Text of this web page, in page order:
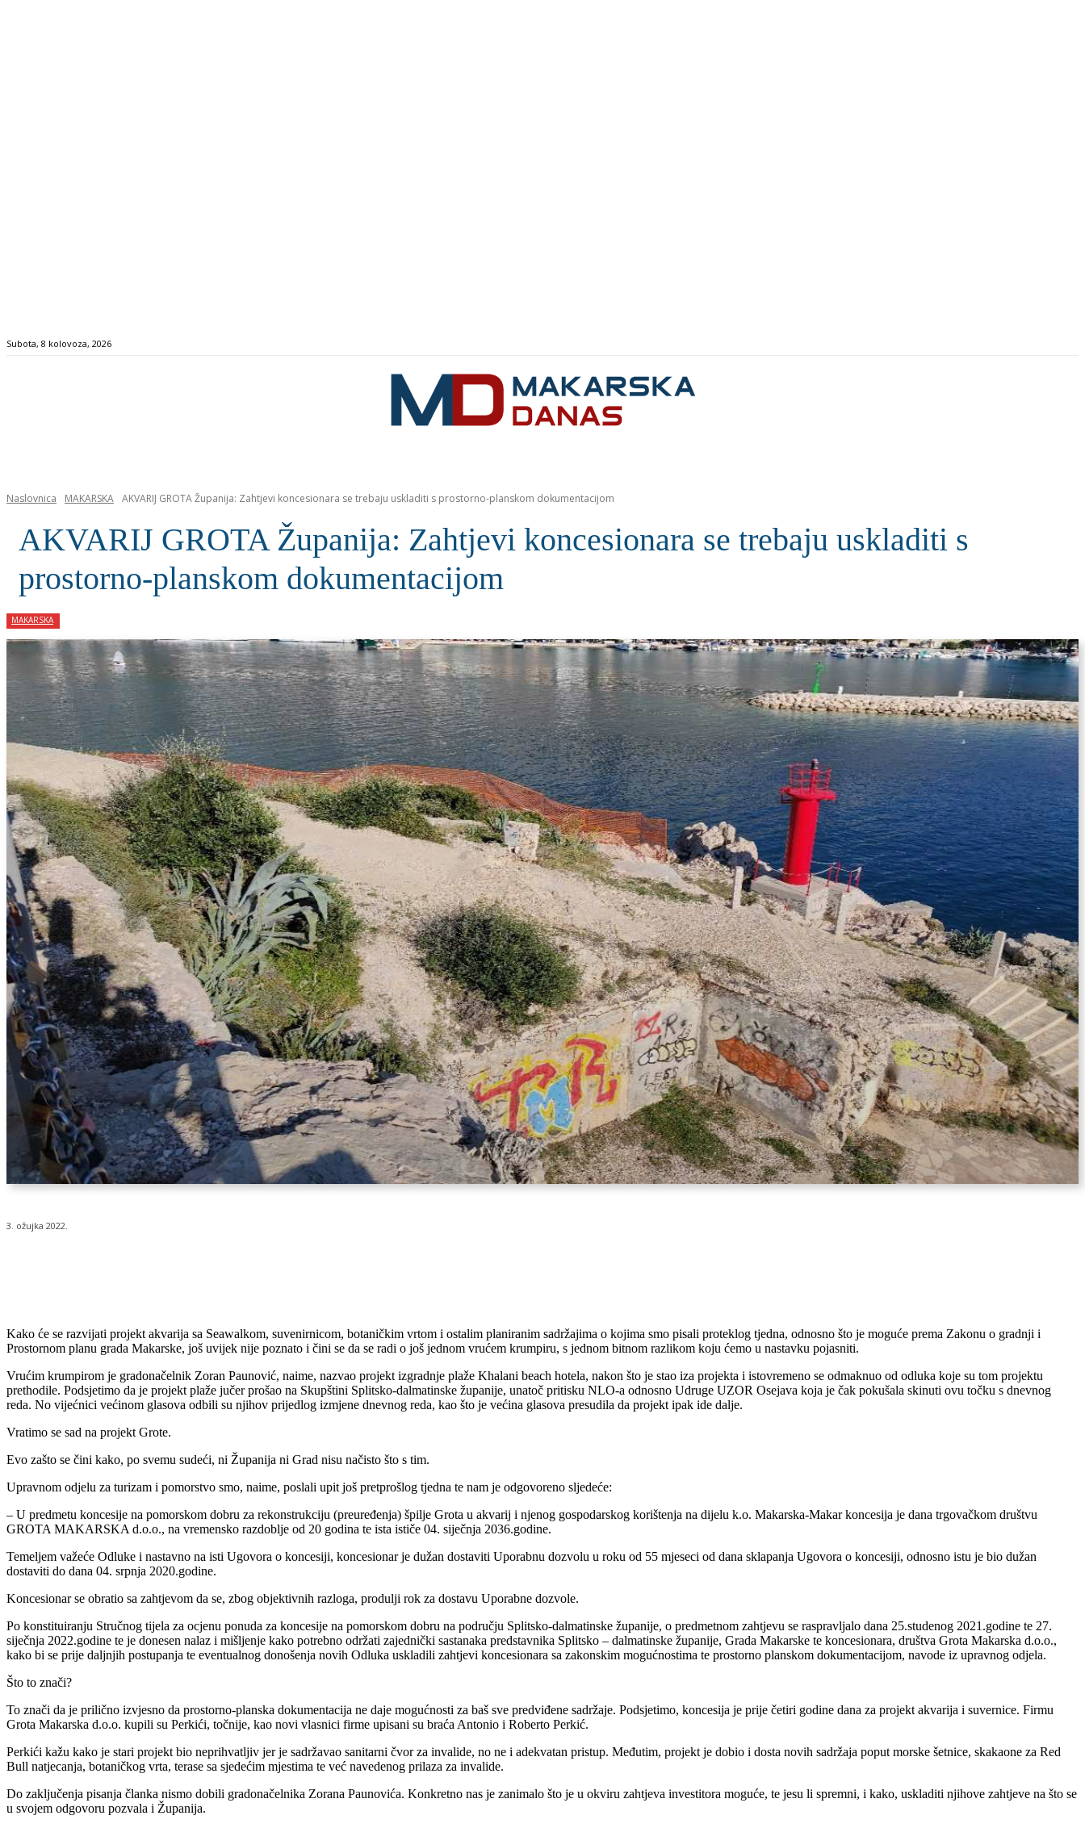
Subota, 8 kolovoza, 2026
Naslovnica MAKARSKA AKVARIJ GROTA Županija: Zahtjevi koncesionara se trebaju uskladiti s prostorno-planskom dokumentacijom
AKVARIJ GROTA Županija: Zahtjevi koncesionara se trebaju uskladiti s
prostorno-planskom dokumentacijom
MAKARSKA
3. ožujka 2022.
Kako će se razvijati projekt akvarija sa Seawalkom, suvenirnicom, botaničkim vrtom i ostalim planiranim sadržajima o kojima smo pisali proteklog tjedna, odnosno što je moguće prema Zakonu o gradnji i
Prostornom planu grada Makarske, još uvijek nije poznato i čini se da se radi o još jednom vrućem krumpiru, s jednom bitnom razlikom koju ćemo u nastavku pojasniti.
Vrućim krumpirom je gradonačelnik Zoran Paunović, naime, nazvao projekt izgradnje plaže Khalani beach hotela, nakon što je stao iza projekta i istovremeno se odmaknuo od odluka koje su tom projektu
prethodile. Podsjetimo da je projekt plaže jučer prošao na Skupštini Splitsko-dalmatinske županije, unatoč pritisku NLO-a odnosno Udruge UZOR Osejava koja je čak pokušala skinuti ovu točku s dnevnog
reda. No vijećnici većinom glasova odbili su njihov prijedlog izmjene dnevnog reda, kao što je većina glasova presudila da projekt ipak ide dalje.
Vratimo se sad na projekt Grote.
Evo zašto se čini kako, po svemu sudeći, ni Županija ni Grad nisu načisto što s tim.
Upravnom odjelu za turizam i pomorstvo smo, naime, poslali upit još pretprošlog tjedna te nam je odgovoreno sljedeće:
– U predmetu koncesije na pomorskom dobru za rekonstrukciju (preuređenja) špilje Grota u akvarij i njenog gospodarskog korištenja na dijelu k.o. Makarska-Makar koncesija je dana trgovačkom društvu
GROTA MAKARSKA d.o.o., na vremensko razdoblje od 20 godina te ista ističe 04. siječnja 2036.godine.
Temeljem važeće Odluke i nastavno na isti Ugovora o koncesiji, koncesionar je dužan dostaviti Uporabnu dozvolu u roku od 55 mjeseci od dana sklapanja Ugovora o koncesiji, odnosno istu je bio dužan
dostaviti do dana 04. srpnja 2020.godine.
Koncesionar se obratio sa zahtjevom da se, zbog objektivnih razloga, produlji rok za dostavu Uporabne dozvole.
Po konstituiranju Stručnog tijela za ocjenu ponuda za koncesije na pomorskom dobru na području Splitsko-dalmatinske županije, o predmetnom zahtjevu se raspravljalo dana 25.studenog 2021.godine te 27.
siječnja 2022.godine te je donesen nalaz i mišljenje kako potrebno održati zajednički sastanaka predstavnika Splitsko – dalmatinske županije, Grada Makarske te koncesionara, društva Grota Makarska d.o.o.,
kako bi se prije daljnjih postupanja te eventualnog donošenja novih Odluka uskladili zahtjevi koncesionara sa zakonskim mogućnostima te prostorno planskom dokumentacijom, navode iz upravnog odjela.
Što to znači?
To znači da je prilično izvjesno da prostorno-planska dokumentacija ne daje mogućnosti za baš sve predviđene sadržaje. Podsjetimo, koncesija je prije četiri godine dana za projekt akvarija i suvernice. Firmu
Grota Makarska d.o.o. kupili su Perkići, točnije, kao novi vlasnici firme upisani su braća Antonio i Roberto Perkić.
Perkići kažu kako je stari projekt bio neprihvatljiv jer je sadržavao sanitarni čvor za invalide, no ne i adekvatan pristup. Međutim, projekt je dobio i dosta novih sadržaja poput morske šetnice, skakaone za Red
Bull natjecanja, botaničkog vrta, terase sa sjedećim mjestima te već navedenog prilaza za invalide.
Do zaključenja pisanja članka nismo dobili gradonačelnika Zorana Paunovića. Konkretno nas je zanimalo što je u okviru zahtjeva investitora moguće, te jesu li spremni, i kako, uskladiti njihove zahtjeve na što se
u svojem odgovoru pozvala i Županija.